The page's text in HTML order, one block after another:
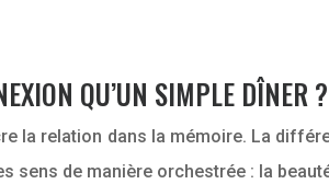
QU’UN SIMPLE DÎNER ?
la relation dans la mémoire. La
sens de manière orchestrée : la